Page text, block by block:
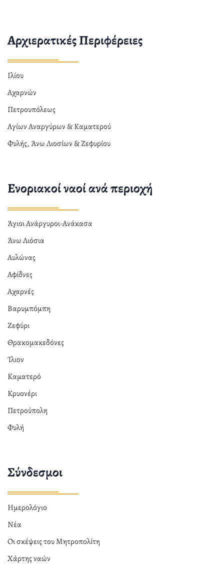
Αρχιερατικές Περιφέρειες
Ιλίου
Αχαρνών
Πετρουπόλεως
Αγίων Αναργύρων & Καματερού
Φυλής, Άνω Λιοσίων & Ζεφυρίου
Ενοριακοί ναοί ανά περιοχή
Άγιοι Ανάργυροι-Ανάκασα
Άνω Λιόσια
Αυλώνας
Αφίδνες
Αχαρνές
Βαρυμπόμπη
Ζεφύρι
Θρακομακεδόνες
Ίλιον
Καματερό
Κρυονέρι
Πετρούπολη
Φυλή
Σύνδεσμοι
Ημερολόγιο
Νέα
Οι σκέψεις του Μητροπολίτη
Χάρτης ναών